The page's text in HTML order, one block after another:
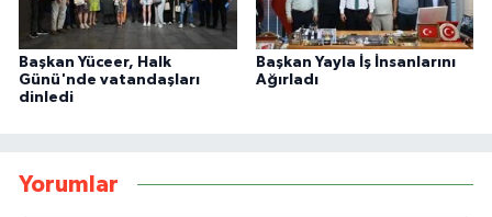
Başkan Yüceer, Halk
Günü'nde vatandaşları
dinledi
Başkan Yayla İş İnsanlarını
Ağırladı
Yorumlar